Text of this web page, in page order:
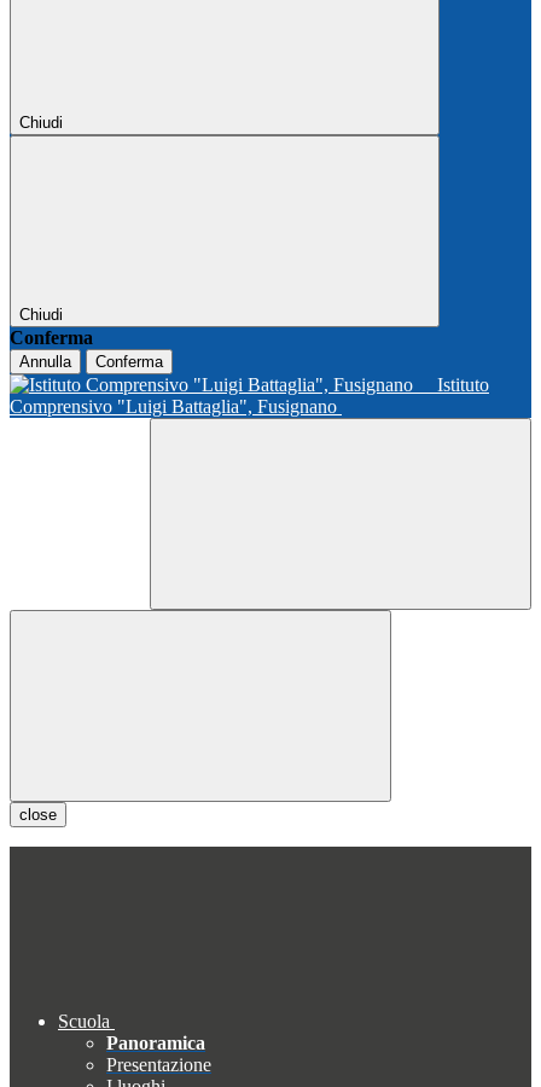
Chiudi
Chiudi
Conferma
Annulla Conferma
Istituto
Comprensivo "Luigi Battaglia", Fusignano
close
Scuola
Panoramica
Presentazione